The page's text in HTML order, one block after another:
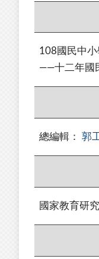
108國民中
——十二年國
總編輯： 郭
國家教育研